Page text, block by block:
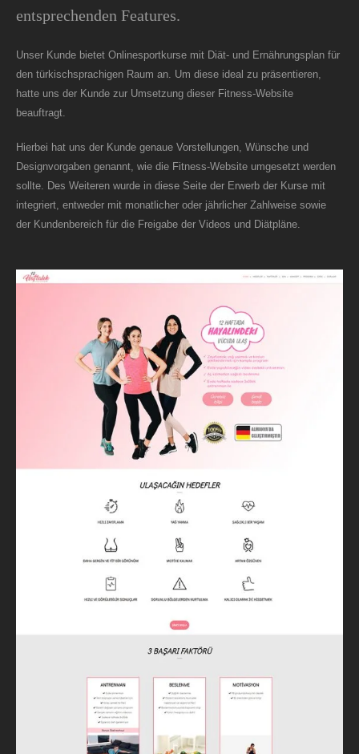
entsprechenden Features.
Unser Kunde bietet Onlinesportkurse mit Diät- und Ernährungsplan für
den türkischsprachigen Raum an. Um diese ideal zu präsentieren,
hatte uns der Kunde zur Umsetzung dieser Fitness-Website
beauftragt.
Hierbei hat uns der Kunde genaue Vorstellungen, Wünsche und
Designvorgaben genannt, wie die Fitness-Website umgesetzt werden
sollte. Des Weiteren wurde in diese Seite der Erwerb der Kurse mit
integriert, entweder mit monatlicher oder jährlicher Zahlweise sowie
der Kundenbereich für die Freigabe der Videos und Diätpläne.